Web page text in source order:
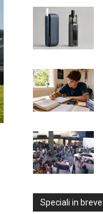
Speciali in breve